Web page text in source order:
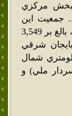
بخش مرکزي
جمعيت اين
شهر برپايه سرشماري عمومي نفوس و مسکن سال 1385 خورشيدي، بالغ بر 3,549
شرقي
ورزقان در 40 کيلومتري غرب اهر و 78 کيلومتري شمال
ملي) و